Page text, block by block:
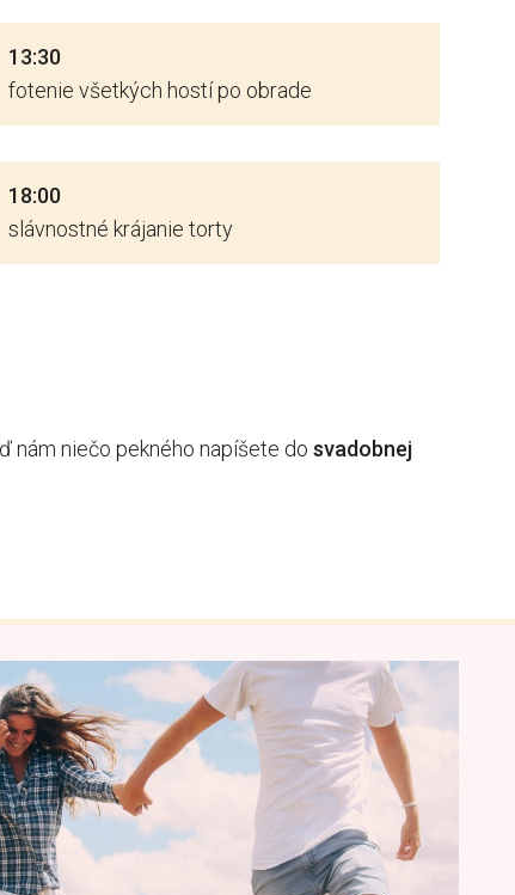
13:30
fotenie všetkých hostí po obrade
18:00
slávnostné krájanie torty
nám niečo pekného napíšete do svadobnej